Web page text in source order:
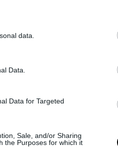
data.
Data.
Data for Targeted
Sale, and/or Sharing
the Purposes for which it